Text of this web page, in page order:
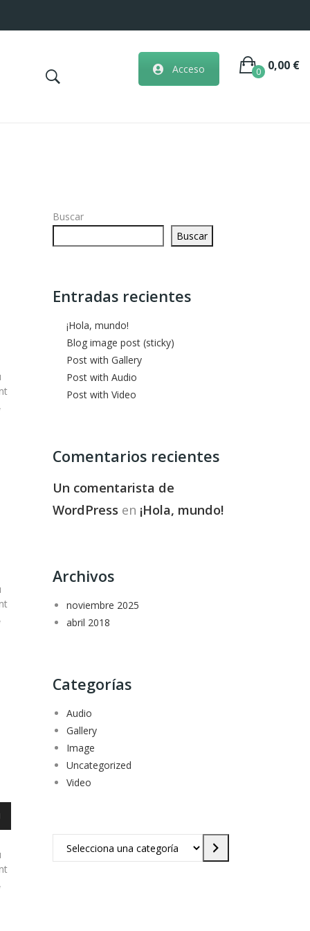
Acceso 0 0,00 €
Buscar
Buscar
Entradas recientes
¡Hola, mundo!
Blog image post (sticky)
Post with Gallery
Post with Audio
Post with Video
Comentarios recientes
Un comentarista de
WordPress en ¡Hola, mundo!
Archivos
noviembre 2025
abril 2018
Categorías
Audio
Gallery
Image
Uncategorized
Video
Selecciona
una